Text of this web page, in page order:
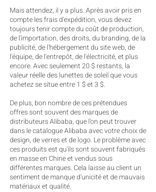
Mais attendez, il y a plus. Après avoir pris en
compte les frais d'expédition, vous devez
toujours tenir compte du coût de production,
de l'importation, des droits, du branding, de la
publicité, de l'hébergement du site web, de
l'équipe, de l'entrepôt, de l'électricité, et plus
encore. Avec seulement 20 $ restants, la
valeur réelle des lunettes de soleil que vous
achetez se situe entre 1 $ et 3 $.
De plus, bon nombre de ces prétendues
offres sont souvent des marques de
distributeurs Alibaba, que l'on peut trouver
dans le catalogue Alibaba avec votre choix de
design, de verres et de logo. Le problème avec
ces produits est qu'ils sont souvent fabriqués
en masse en Chine et vendus sous
différentes marques. Cela laisse au client un
sentiment de manque d'unicité et de mauvais
matériaux et qualité.